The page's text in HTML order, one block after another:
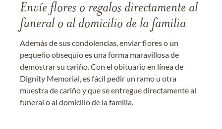
Envíe flores o regalos directamente al
funeral o al domicilio de la familia
Además de sus condolencias, enviar flores o un
pequeño obsequio es una forma maravillosa de
demostrar su cariño. Con el obituario en línea de
Dignity Memorial, es fácil pedir un ramo u otra
muestra de cariño y que se entregue directamente al
funeral o al domicilio de la familia.